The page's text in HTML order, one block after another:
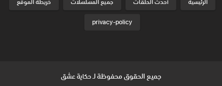
privacy-policy
جميع الحقوق محفوظة لـحكاية عشق